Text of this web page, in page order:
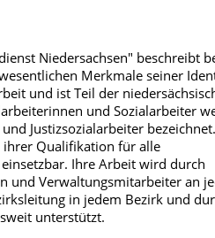
Niedersachsen" beschreibt
Merkmale seiner
und ist Teil der
und Sozialarbeiter
Justizsozialarbeiter
Qualifikation für alle
einsetzbar. Ihre Arbeit wird durch
und Verwaltungsmitarbeiter an
in jedem Bezirk und
unterstützt.